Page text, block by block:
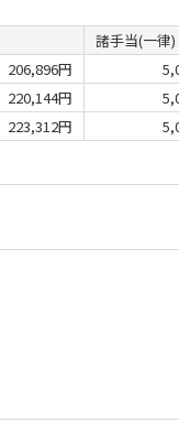
諸手当(一律)
206,896円
220,144円
223,312円